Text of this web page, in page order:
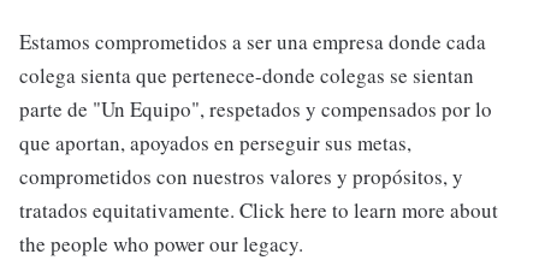
Estamos comprometidos a ser una empresa donde cada
colega sienta que pertenece-donde colegas se sientan
parte de "Un Equipo", respetados y compensados por lo
que aportan, apoyados en perseguir sus metas,
comprometidos con nuestros valores y propósitos, y
tratados equitativamente. Click here to learn more about
the people who power our legacy.